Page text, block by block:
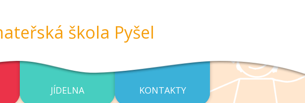
škola Pyšel
JÍDELNA KONTAKTY